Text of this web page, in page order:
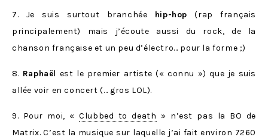
7. Je suis surtout branchée hip-hop (rap français
principalement) mais j’écoute aussi du rock, de la
chanson française et un peu d’électro… pour la forme ;)
8. Raphaël est le premier artiste (« connu ») que je suis
allée voir en concert (… gros LOL).
9. Pour moi, «Clubbed to death » n’est pas la BO de
Matrix. C’est la musique sur laquelle j’ai fait environ 7260